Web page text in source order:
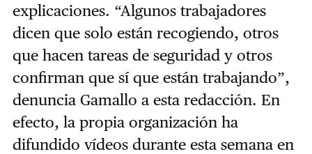
explicaciones. “Algunos trabajadores
dicen que solo están recogiendo, otros
que hacen tareas de seguridad y otros
confirman que sí que están trabajando”,
denuncia Gamallo a esta redacción. En
efecto, la propia organización ha
difundido vídeos durante esta semana en